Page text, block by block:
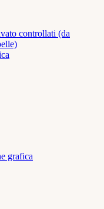
controllati (da
grafica